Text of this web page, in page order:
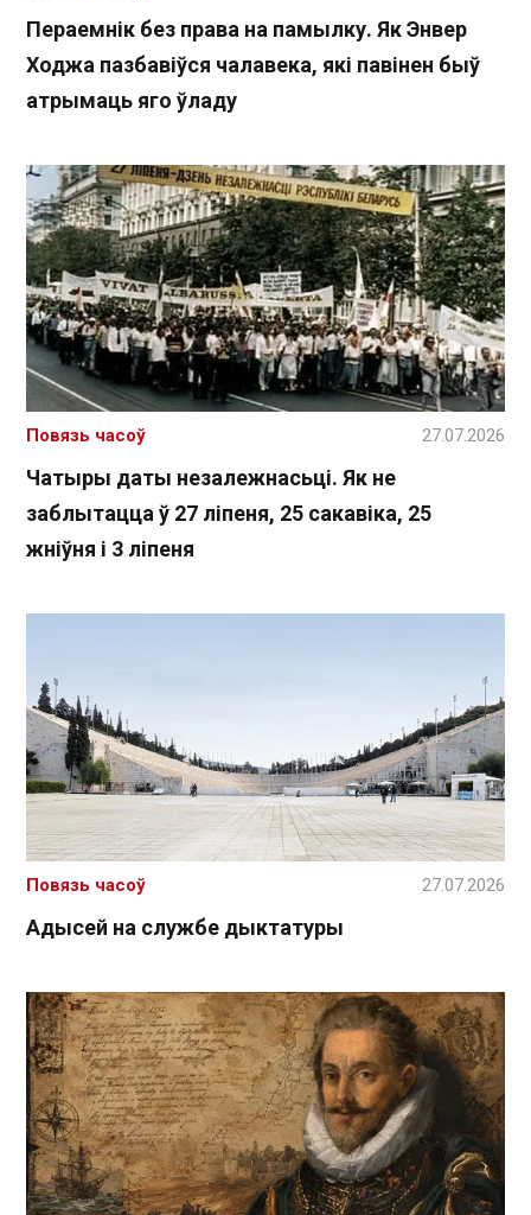
Пераемнік без права на памылку. Як Энвер
Ходжа пазбавіўся чалавека, які павінен быў
атрымаць яго ўладу
Чатыры даты незалежнасьці. Як не
заблытацца ў 27 ліпеня, 25 сакавіка, 25
жніўня і 3 ліпеня
Повязь часоў 27.07.2026
Адысей на службе дыктатуры
Повязь часоў 27.07.2026